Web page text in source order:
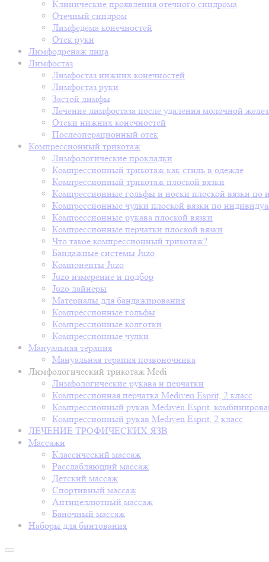
Клинические проявления отечного синдрома
Отечный синдром
Лимфедема конечностей
Отек руки
Лимфодренаж лица
Лимфостаз
Лимфостаз нижних конечностей
Лимфостаз руки
Застой лимфы
Лечение лимфостаза после удаления молочной
Отеки нижних конечностей
Послеоперационный отек
Компрессионный трикотаж
Лимфологические прокладки
Компрессионный трикотаж как стиль в одежде
Компрессионный трикотаж плоской вязки
Компрессионные гольфы и носки плоской вязки по
Компрессионные чулки плоской вязки по
Компрессионные рукава плоской вязки
Компрессионные перчатки плоской вязки
Что такое компрессионный трикотаж?
Бандажные системы Juzo
Компоненты Juzo
Juzo измерение и подбор
Juzo лайнеры
Материалы для бандажирования
Компрессионные гольфы
Компрессионные колготки
Компрессионные чулки
Мануальная терапия
Мануальная терапия позвоночника
Лимфологический трикотаж Medi
Лимфологические рукава и перчатки
Компрессионная перчатка Mediven Esprit, 2 класс
Компрессионный рукав Mediven Esprit,
Компрессионный рукав Mediven Esprit, 2 класс
ЛЕЧЕНИЕ ТРОФИЧЕСКИХ ЯЗВ
Массажи
Классический массаж
Расслабляющий массаж
Детский массаж
Спортивный массаж
Антицеллютный массаж
Баночный массаж
Наборы для бинтования